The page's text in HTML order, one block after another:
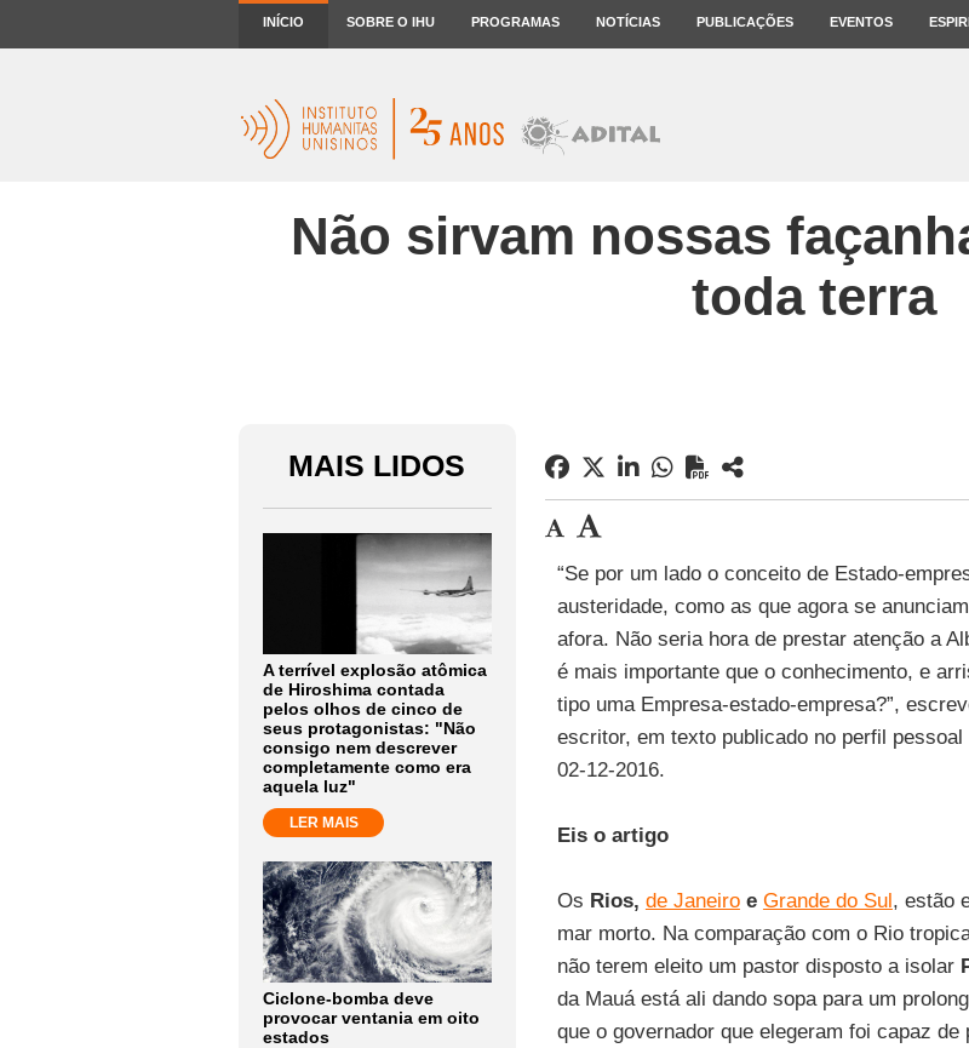
INÍCIO SOBRE O IHU PROGRAMAS NOTÍCIAS PUBLICAÇÕES EVENTOS
Não sirvam nossas
toda terra
MAIS LIDOS
A terrível explosão atômica
de Hiroshima contada
pelos olhos de cinco de
seus protagonistas: "Não
consigo nem descrever
completamente como era
aquela luz"
LER MAIS
Ciclone-bomba deve
provocar ventania em oito
estados
“Se por um lado o conceito de Estado-
austeridade, como as que agora se
afora. Não seria hora de prestar atenção a
é mais importante que o conhecimento, e
tipo uma Empresa-estado-empresa?”,
escritor, em texto publicado no perfil pessoal
02-12-2016.
Eis o artigo
Os Rios, de Janeiroe Grande do Sul, estão
mar morto. Na comparação com o Rio
não terem eleito um pastor disposto a isolar
da Mauá está ali dando sopa para um
que o governador que elegeram foi capaz